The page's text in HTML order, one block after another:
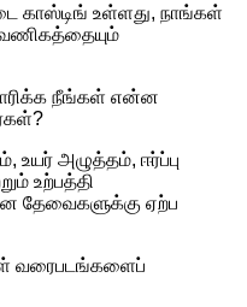
காஸ்டிங் உள்ளது, நாங்கள்
நீங்கள் என்ன
உயர் அழுத்தம், ஈர்ப்பு
உற்பத்தி
தேவைகளுக்கு ஏற்ப
வரைபடங்களைப்